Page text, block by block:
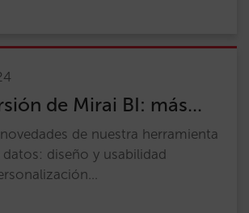
de Mirai BI: más...
de nuestra herramienta
datos: diseño y usabilidad